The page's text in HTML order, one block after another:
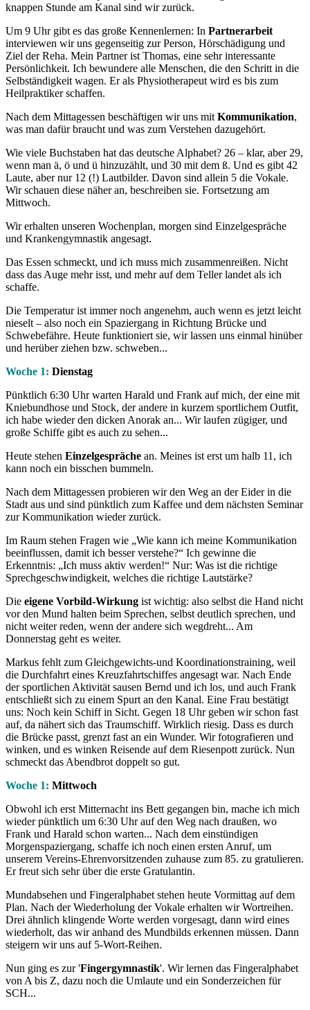
knappen Stunde am Kanal sind wir zurück.
Um 9 Uhr gibt es das große Kennenlernen: In Partnerarbeit
interviewen wir uns gegenseitig zur Person, Hörschädigung und
Ziel der Reha. Mein Partner ist Thomas, eine sehr interessante
Persönlichkeit. Ich bewundere alle Menschen, die den Schritt in die
Selbständigkeit wagen. Er als Physiotherapeut wird es bis zum
Heilpraktiker schaffen.
Nach dem Mittagessen beschäftigen wir uns mit Kommunikation,
was man dafür braucht und was zum Verstehen dazugehört.
Wie viele Buchstaben hat das deutsche Alphabet? 26 – klar, aber 29,
wenn man ä, ö und ü hinzuzählt, und 30 mit dem ß. Und es gibt 42
Laute, aber nur 12 (!) Lautbilder. Davon sind allein 5 die Vokale.
Wir schauen diese näher an, beschreiben sie. Fortsetzung am
Mittwoch.
Wir erhalten unseren Wochenplan, morgen sind Einzelgespräche
und Krankengymnastik angesagt.
Das Essen schmeckt, und ich muss mich zusammenreißen. Nicht
dass das Auge mehr isst, und mehr auf dem Teller landet als ich
schaffe.
Die Temperatur ist immer noch angenehm, auch wenn es jetzt leicht
nieselt – also noch ein Spaziergang in Richtung Brücke und
Schwebefähre. Heute funktioniert sie, wir lassen uns einmal hinüber
und herüber ziehen bzw. schweben...
Woche 1: Dienstag
Pünktlich 6:30 Uhr warten Harald und Frank auf mich, der eine mit
Kniebundhose und Stock, der andere in kurzem sportlichem Outfit,
ich habe wieder den dicken Anorak an... Wir laufen zügiger, und
große Schiffe gibt es auch zu sehen...
Heute stehen Einzelgespräche an. Meines ist erst um halb 11, ich
kann noch ein bisschen bummeln.
Nach dem Mittagessen probieren wir den Weg an der Eider in die
Stadt aus und sind pünktlich zum Kaffee und dem nächsten Seminar
zur Kommunikation wieder zurück.
Im Raum stehen Fragen wie „Wie kann ich meine Kommunikation
beeinflussen, damit ich besser verstehe?“ Ich gewinne die
Erkenntnis: „Ich muss aktiv werden!“ Nur: Was ist die richtige
Sprechgeschwindigkeit, welches die richtige Lautstärke?
Die eigene Vorbild-Wirkung ist wichtig: also selbst die Hand nicht
vor den Mund halten beim Sprechen, selbst deutlich sprechen, und
nicht weiter reden, wenn der andere sich wegdreht... Am
Donnerstag geht es weiter.
Markus fehlt zum Gleichgewichts-und Koordinationstraining, weil
die Durchfahrt eines Kreuzfahrtschiffes angesagt war. Nach Ende
der sportlichen Aktivität sausen Bernd und ich los, und auch Frank
entschließt sich zu einem Spurt an den Kanal. Eine Frau bestätigt
uns: Noch kein Schiff in Sicht. Gegen 18 Uhr geben wir schon fast
auf, da nähert sich das Traumschiff. Wirklich riesig. Dass es durch
die Brücke passt, grenzt fast an ein Wunder. Wir fotografieren und
winken, und es winken Reisende auf dem Riesenpott zurück. Nun
schmeckt das Abendbrot doppelt so gut.
Woche 1: Mittwoch
Obwohl ich erst Mitternacht ins Bett gegangen bin, mache ich mich
wieder pünktlich um 6:30 Uhr auf den Weg nach draußen, wo
Frank und Harald schon warten... Nach dem einstündigen
Morgenspaziergang, schaffe ich noch einen ersten Anruf, um
unserem Vereins-Ehrenvorsitzenden zuhause zum 85. zu gratulieren.
Er freut sich sehr über die erste Gratulantin.
Mundabsehen und Fingeralphabet stehen heute Vormittag auf dem
Plan. Nach der Wiederholung der Vokale erhalten wir Wortreihen.
Drei ähnlich klingende Worte werden vorgesagt, dann wird eines
wiederholt, das wir anhand des Mundbilds erkennen müssen. Dann
steigern wir uns auf 5-Wort-Reihen.
Nun ging es zur 'Fingergymnastik'. Wir lernen das Fingeralphabet
von A bis Z, dazu noch die Umlaute und ein Sonderzeichen für
SCH...